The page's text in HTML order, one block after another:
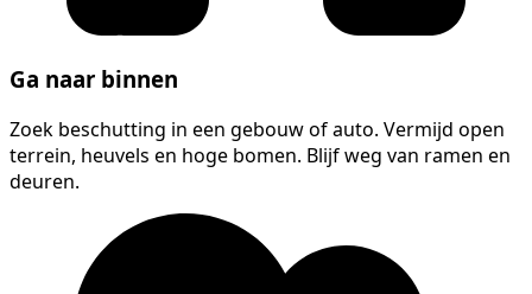
Ga naar binnen
Zoek beschutting in een gebouw of auto. Vermijd open
terrein, heuvels en hoge bomen. Blijf weg van ramen en
deuren.